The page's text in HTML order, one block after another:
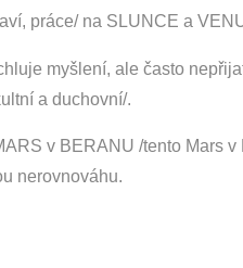
práce/ na SLUNCE a
myšlení, ale často
a duchovní/.
v BERANU /tento Mars
nerovnováhu.